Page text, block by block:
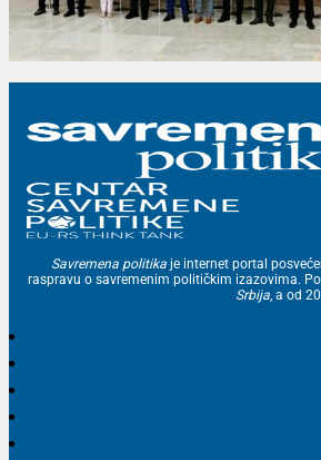
Savremena politika je internet portal
raspravu o savremenim političkim izazovima.
Srbija, a od